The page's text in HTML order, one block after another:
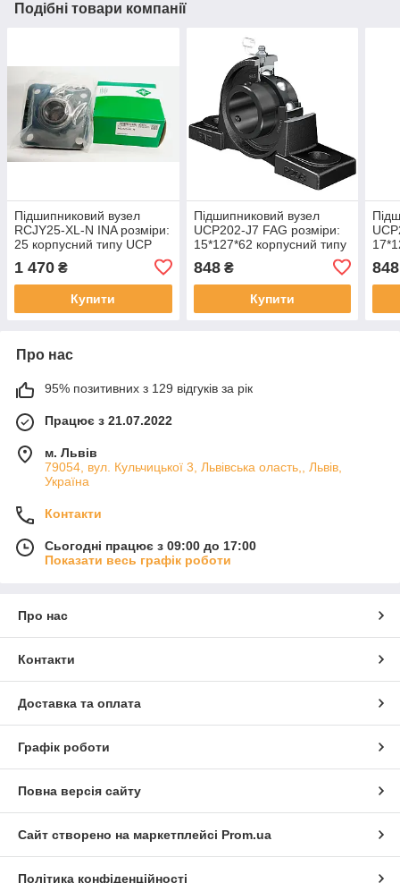
Подібні товари компанії
Підшипниковий вузел
RCJY25-XL-N INA розміри:
25 корпусний типу UCP
1 470 ₴
Купити
Підшипниковий вузел
UCP202-J7 FAG розміри:
15*127*62 корпусний типу
848₴
Купити
848
Про нас
95% позитивних з 129 відгуків за рік
Працює з 21.07.2022
м. Львів
79054, вул. Кульчицької 3, Львівська оласть,, Львів,
Україна
Контакти
Сьогодні працює з 09:00 до 17:00
Показати весь графік роботи
Про нас
Контакти
Доставка та оплата
Графік роботи
Повна версія сайту
Сайт створено на маркетплейсі Prom.ua
Політика конфіденційності